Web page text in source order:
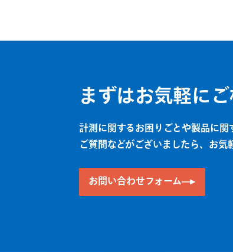
まずはお気軽に
計測に関するお困りごとや製品に関
ご質問などがございましたら、お気
お問い合わせフォーム